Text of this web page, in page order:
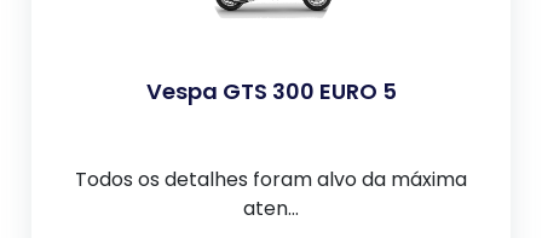
Vespa GTS 300 EURO 5
Todos os detalhes foram alvo da máxima
aten...